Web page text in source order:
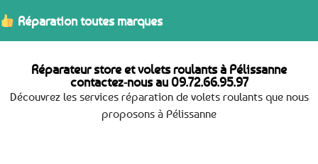
Réparation toutes marques
Réparateur store et volets roulants à Pélissanne
contactez-nous au 09.72.66.95.97
Découvrez les services réparation de volets roulants que nous
proposons à Pélissanne